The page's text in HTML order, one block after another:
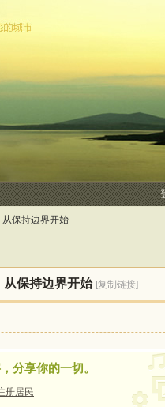
保持边界开始
保持边界开始 [复制链接]
分享你的一切。
册居民